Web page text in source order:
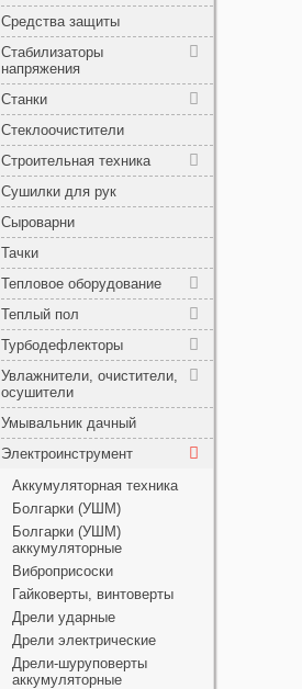
Средства защиты
Стабилизаторы
напряжения
Станки
Стеклоочистители
Строительная техника
Сушилки для рук
Сыроварни
Тачки
Тепловое оборудование
Теплый пол
Турбодефлекторы
Увлажнители, очистители,
осушители
Умывальник дачный
Электроинструмент
Аккумуляторная техника
Болгарки (УШМ)
Болгарки (УШМ)
аккумуляторные
Виброприсоски
Гайковерты, винтоверты
Дрели ударные
Дрели электрические
Дрели-шуруповерты
аккумуляторные